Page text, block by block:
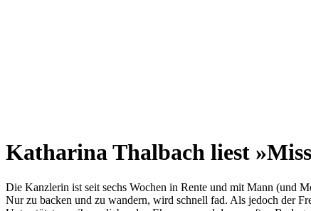
Katharina Thalbach liest
Die Kanzlerin ist seit sechs Wochen in Rente und mit Mann (und
Nur zu backen und zu wandern, wird schnell fad. Als jedoch der